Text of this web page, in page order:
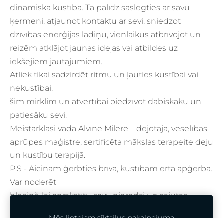
dinamiskā kustībā. Tā palīdz saslēgties ar savu
ķermeni, atjaunot kontaktu ar sevi, sniedzot
dzīvības enerģijas lādiņu, vienlaikus atbrīvojot un
reizēm atklājot jaunas idejas vai atbildes uz
iekšējiem jautājumiem.
Atliek tikai sadzirdēt ritmu un ļauties kustībai vai
nekustībai,
šim mirklim un atvērtībai piedzīvot dabiskāku un
patiesāku sevi.
Meistarklasi vada Alvīne Milere – dejotāja, veselības
aprūpes maģistre, sertificēta mākslas terapeite deju
un kustību terapijā.
P.S - Aicinam ģērbties brīvā, kustībām ērtā apģērbā.
Var noderēt
blociņš, lai aprakstītu savu pieredzi un sajūtas.